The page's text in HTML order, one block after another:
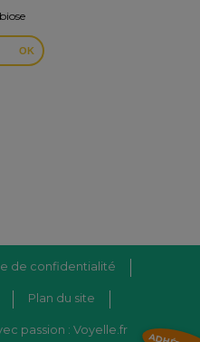
OK
de confidentialité
Plan du site
passion : Voyelle.fr